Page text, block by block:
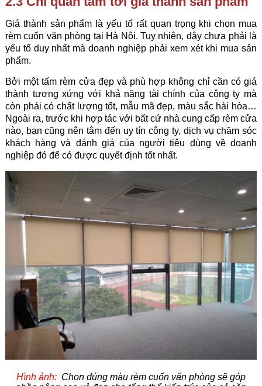
Giá thành sản phẩm là yếu tố rất quan trọng khi chọn mua
rèm cuốn văn phòng tại Hà Nội. Tuy nhiên, đây chưa phải là
yếu tố duy nhất mà doanh nghiệp phải xem xét khi mua sản
phẩm.
Bởi một tấm rèm cửa đẹp và phù hợp không chỉ cần có giá
thành tương xứng với khả năng tài chính của công ty mà
còn phải có chất lượng tốt, mẫu mã đẹp, màu sắc hài hòa…
Ngoài ra, trước khi hợp tác với bất cứ nhà cung cấp rèm cửa
nào, bạn cũng nên tâm đến uy tín công ty, dịch vụ chăm sóc
khách hàng và đánh giá của người tiêu dùng về doanh
nghiệp đó để có được quyết định tốt nhất.
Hình ảnh: Chọn đúng màu rèm cuốn văn phòng sẽ góp